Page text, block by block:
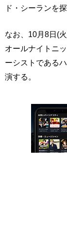
ド・シーランを
なお、10月8日(
オールナイトニ
ーシストである
演する。